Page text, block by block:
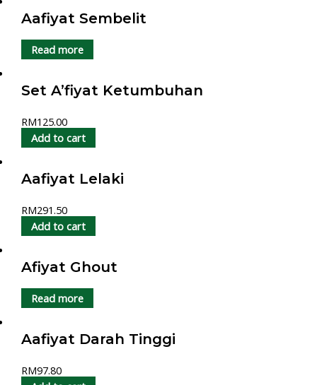
Aafiyat Sembelit
Read more
Set A’fiyat Ketumbuhan
RM125.00
Add to cart
Aafiyat Lelaki
RM291.50
Add to cart
Afiyat Ghout
Read more
Aafiyat Darah Tinggi
RM97.80